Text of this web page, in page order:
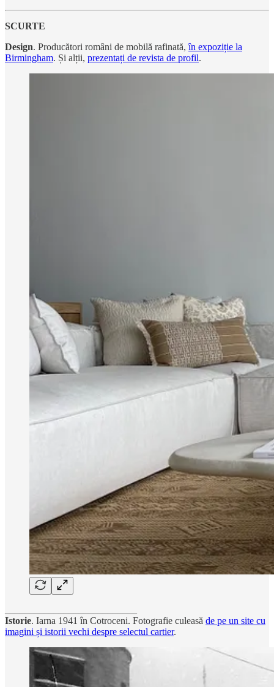
SCURTE
Design. Producători români de mobilă rafinată,în expoziție la
Birmingham. Și alții, prezentați de revista de profil.
Istorie. Iarna 1941 în Cotroceni. Fotografie culeasă de pe un site cu
imagini și istorii vechi despre selectul cartier.